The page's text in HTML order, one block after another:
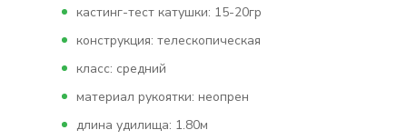
кастинг-тест катушки: 15-20гр
конструкция: телескопическая
класс: средний
материал рукоятки: неопрен
длина удилища: 1.80м